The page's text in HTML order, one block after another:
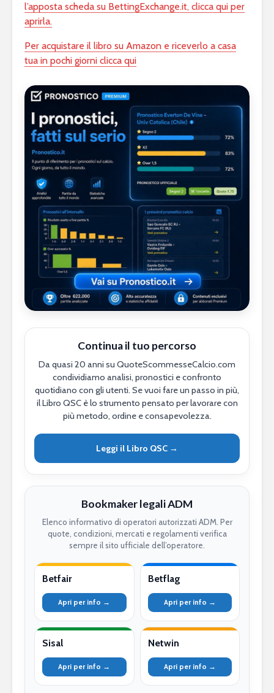
l’apposta scheda su BettingExchange.it, clicca qui per
aprirla.
Per acquistare il libro su Amazon e riceverlo a casa
tua in pochi giorni clicca qui
Continua il tuo percorso
Da quasi 20 anni su QuoteScommesseCalcio.com
condividiamo analisi, pronostici e confronto
quotidiano con gli utenti. Se vuoi fare un passo in più,
il Libro QSC è lo strumento pensato per lavorare con
più metodo, ordine e consapevolezza.
Leggi il Libro QSC →
Bookmaker legali ADM
Elenco informativo di operatori autorizzati ADM. Per
quote, condizioni, mercati e regolamenti verifica
sempre il sito ufficiale dell’operatore.
Betfair
Apri per info →
Betflag
Apri per info →
Sisal
Apri per info →
Netwin
Apri per info →